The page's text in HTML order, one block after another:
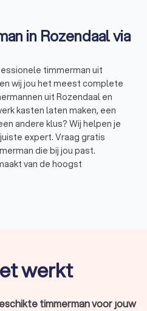
in Rozendaal via
timmerman uit
wij jou het meest complete
uit Rozendaal en
kasten laten maken, een
andere klus? Wij helpen je
expert. Vraag gratis
die bij jou past.
van de hoogst
repareren en
Het werk van een
uit Rozendaal zijn nodig voor:
houten kozijnen, deuren en
werkt
timmerman voor jouw